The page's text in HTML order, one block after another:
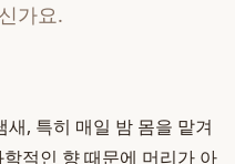
가요.
, 특히 매일 밤 몸을 맡겨
적인 향 때문에 머리가 아